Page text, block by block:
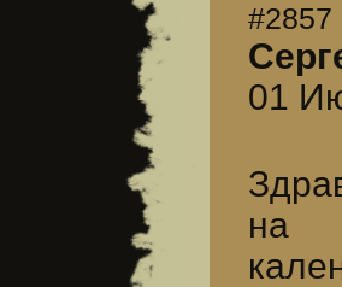
#2857
01
на